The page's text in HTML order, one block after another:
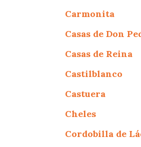
Carmonita
Casas de Don
Casas de Reina
Castilblanco
Castuera
Cheles
Cordobilla de